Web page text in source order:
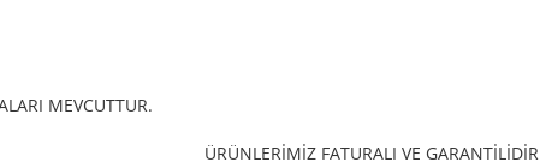
MEVCUTTUR.
ÜRÜNLERİMİZ FATURALI VE GARANTİLİDİR